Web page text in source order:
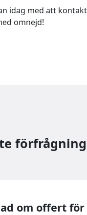
idag med att
omnejd!
om offert för